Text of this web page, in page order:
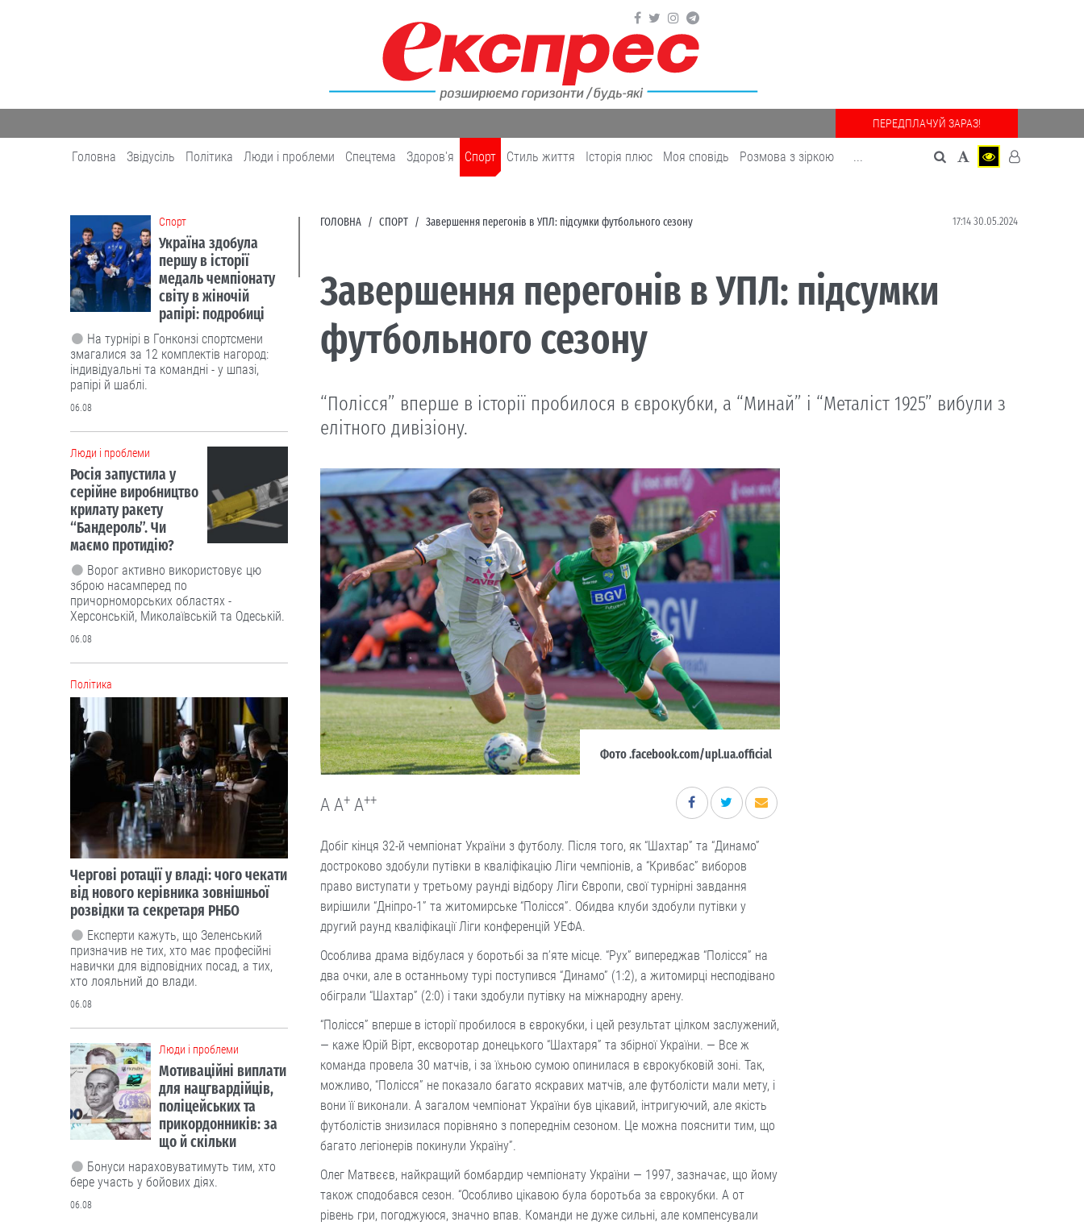
ПЕРЕДПЛАЧУЙ ЗАРАЗ!
Головна Звідусіль Політика Люди і проблеми Спецтема Здоров'я Cпорт Cтиль життя Історія плюс Моя сповідь Розмова з зіркою ...
ГОЛОВНА CПОРТ Завершення перегонів в УПЛ: підсумки футбольного сезону 17:14 30.05.2024
Завершення перегонів в УПЛ: підсумки
футбольного сезону
“Полісся” вперше в історії пробилося в єврокубки, а “Минай” і “Металіст 1925” вибули з
елітного дивізіону.
Фото .facebook.com/upl.ua.official
A A+ A++
Добіг кінця 32-й чемпіонат України з футболу. Після того, як “Шахтар” та “Динамо”
достроково здобули путівки в кваліфікацію Ліги чемпіонів, а “Кривбас” виборов
право виступати у третьому раунді відбору Ліги Європи, свої турнірні завдання
вирішили “Дніпро-1” та житомирське “Полісся”. Обидва клуби здобули путівки у
другий раунд кваліфікації Ліги конференцій УЕФА.
Особлива драма відбулася у боротьбі за п’яте місце. “Рух” випереджав “Полісся” на
два очки, але в останньому турі поступився “Динамо” (1:2), а житомирці несподівано
обіграли “Шахтар” (2:0) і таки здобули путівку на міжнародну арену.
“Полісся” вперше в історії пробилося в єврокубки, і цей результат цілком заслужений,
— каже Юрій Вірт, ексворотар донецького “Шахтаря” та збірної України. — Все ж
команда провела 30 матчів, і за їхньою сумою опинилася в єврокубковій зоні. Так,
можливо, “Полісся” не показало багато яскравих матчів, але футболісти мали мету, і
вони її виконали. А загалом чемпіонат України був цікавий, інтригуючий, але якість
футболістів знизилася порівняно з попереднім сезоном. Це можна пояснити тим, що
багато легіонерів покинули Україну”.
Олег Матвєєв, найкращий бомбардир чемпіонату України — 1997, зазначає, що йому
також сподобався сезон. “Особливо цікавою була боротьба за єврокубки. А от
рівень гри, погоджуюся, значно впав. Команди не дуже сильні, але компенсували
Cпорт
Україна здобула
першу в історії
медаль чемпіонату
світу в жіночій
рапірі: подробиці
На турнірі в Гонконзі спортсмени
змагалися за 12 комплектів нагород:
індивідуальні та командні - у шпазі,
рапірі й шаблі.
06.08
Люди і проблеми
Росія запустила у
серійне виробництво
крилату ракету
“Бандероль”. Чи
маємо протидію?
Ворог активно використовує цю
зброю насамперед по
причорноморських областях -
Херсонській, Миколаївській та Одеській.
06.08
Політика
Чергові ротації у владі: чого чекати
від нового керівника зовнішньої
розвідки та секретаря РНБО
Експерти кажуть, що Зеленський
призначив не тих, хто має професійні
навички для відповідних посад, а тих,
хто лояльний до влади.
06.08
Люди і проблеми
Мотиваційні виплати
для нацгвардійців,
поліцейських та
прикордонників: за
що й скільки
Бонуси нараховуватимуть тим, хто
бере участь у бойових діях.
06.08